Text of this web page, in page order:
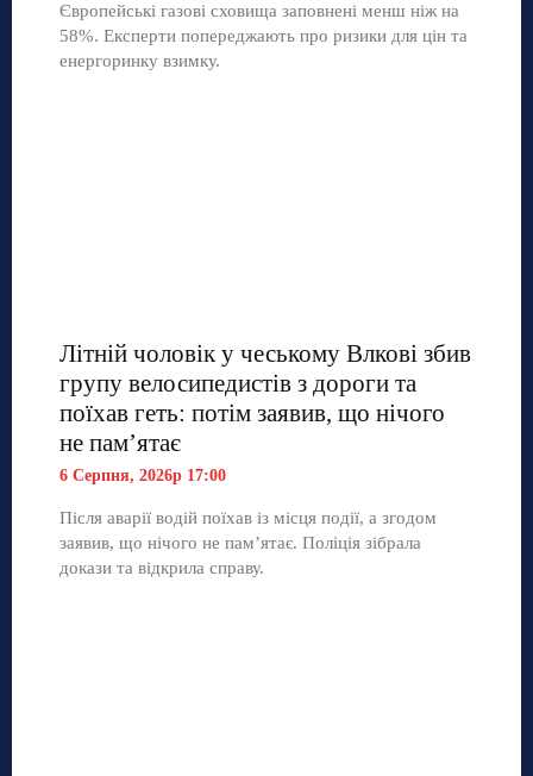
Європейські газові сховища заповнені менш ніж на
58%. Експерти попереджають про ризики для цін та
енергоринку взимку.
Літній чоловік у чеському Влкові збив
групу велосипедистів з дороги та
поїхав геть: потім заявив, що нічого
не пам’ятає
6 Серпня, 2026р 17:00
Після аварії водій поїхав із місця події, а згодом
заявив, що нічого не пам’ятає. Поліція зібрала
докази та відкрила справу.